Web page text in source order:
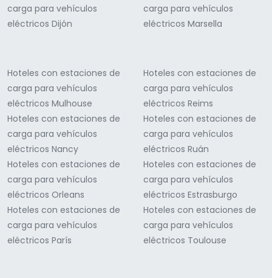
carga para vehículos
eléctricos Dijón
carga para vehículos
eléctricos Marsella
Hoteles con estaciones de
carga para vehículos
eléctricos Mulhouse
Hoteles con estaciones de
carga para vehículos
eléctricos Nancy
Hoteles con estaciones de
carga para vehículos
eléctricos Orleans
Hoteles con estaciones de
carga para vehículos
eléctricos París
Hoteles con estaciones de
carga para vehículos
eléctricos Reims
Hoteles con estaciones de
carga para vehículos
eléctricos Ruán
Hoteles con estaciones de
carga para vehículos
eléctricos Estrasburgo
Hoteles con estaciones de
carga para vehículos
eléctricos Toulouse